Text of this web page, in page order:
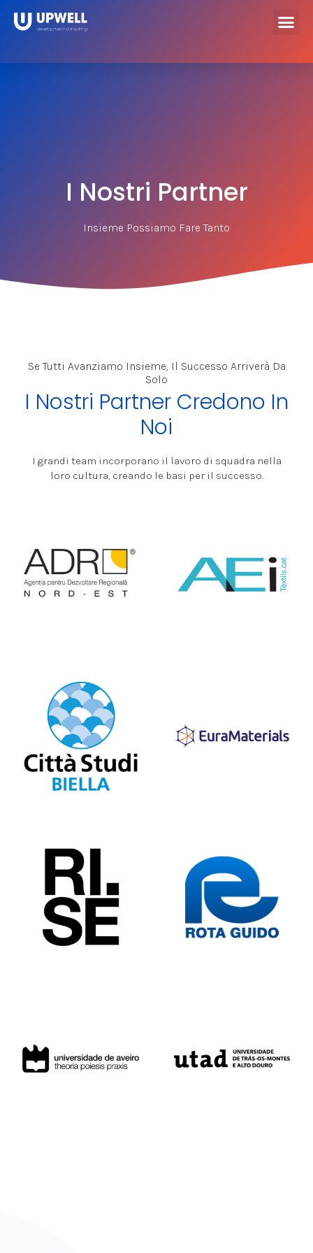
I Nostri Partner
Insieme Possiamo Fare Tanto
Se Tutti Avanziamo Insieme, Il Successo Arriverà Da
Solo
I Nostri Partner Credono In
Noi
I grandi team incorporano il lavoro di squadra nella
loro cultura, creando le basi per il successo.